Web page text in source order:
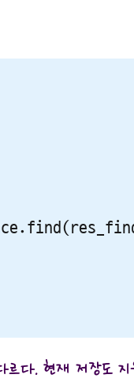
르다. 현재 저장도